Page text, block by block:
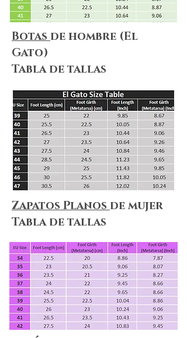
Botas de hombre (El
Gato)
Tabla de tallas
Zapatos Planos de mujer
Tabla de tallas